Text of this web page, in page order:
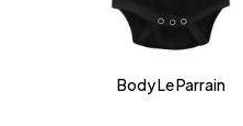
Body Le Parrain